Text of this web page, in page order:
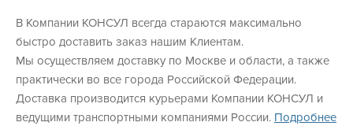
В Компании КОНСУЛ всегда стараются максимально
быстро доставить заказ нашим Клиентам.
Мы осуществляем доставку по Москве и области, а также
практически во все города Российской Федерации.
Доставка производится курьерами Компании КОНСУЛ и
ведущими транспортными компаниями России. Подробнее